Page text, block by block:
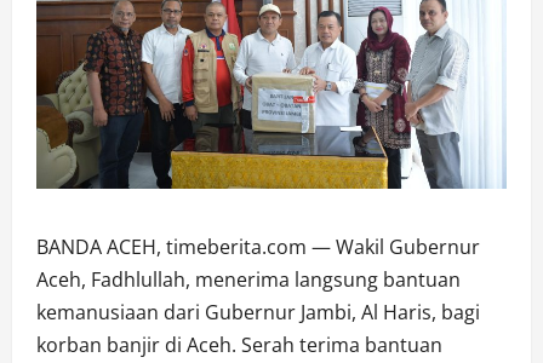
BANDA ACEH, timeberita.com — Wakil Gubernur
Aceh, Fadhlullah, menerima langsung bantuan
kemanusiaan dari Gubernur Jambi, Al Haris, bagi
korban banjir di Aceh. Serah terima bantuan